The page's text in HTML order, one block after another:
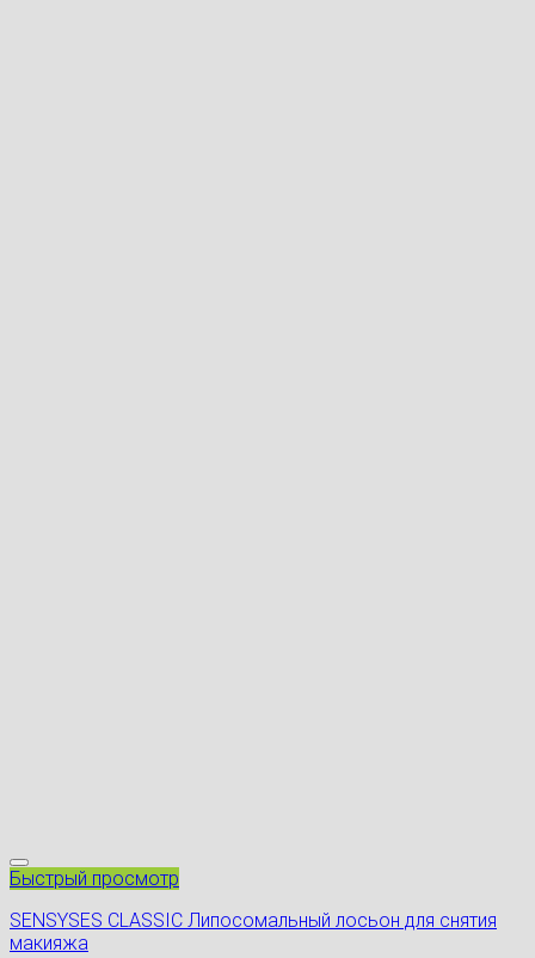
Быстрый просмотр
SENSYSES CLASSIC Липосомальный лосьон для снятия
макияжа